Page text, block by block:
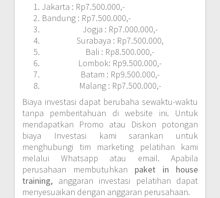
Jakarta : Rp7.500.000,-
Bandung : Rp7.500.000,-
Jogja : Rp7.000.000,-
Surabaya : Rp7.500.000,
Bali : Rp8.500.000,-
Lombok: Rp9.500.000,-
Batam : Rp9.500.000,-
Malang : Rp7.500.000,-
Biaya investasi dapat berubaha sewaktu-waktu
tanpa pemberitahuan di website ini. Untuk
mendapatkan Promo atau Diskon potongan
biaya Investasi kami sarankan untuk
menghubungi tim marketing pelatihan kami
melalui Whatsapp atau email. Apabila
perusahaan membutuhkan paket in house
training, anggaran investasi pelatihan dapat
menyesuaikan dengan anggaran perusahaan.